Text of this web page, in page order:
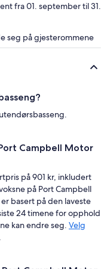
fra 01. september til 31.
seg på gjesterommene
Campbell Motor
på 901 kr, inkludert
på Port Campbell
basert på den laveste
24 timene for opphold
kan endre seg. Velg